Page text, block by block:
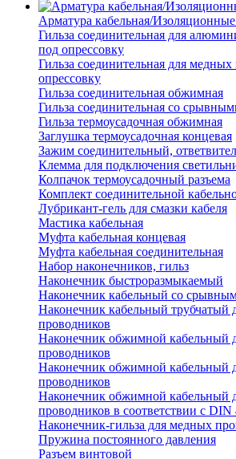
Арматура кабельная/
Гильза соединительная для
под опрессовку
Гильза соединительная для
опрессовку
Гильза соединительная обжимная
Гильза соединительная со
Гильза термоусадочная обжимная
Заглушка термоусадочная концевая
Зажим соединительный,
Клемма для подключения
Колпачок термоусадочный разъема
Комплект соединительной
Лубрикант-гель для смазки кабеля
Мастика кабельная
Муфта кабельная концевая
Муфта кабельная соединительная
Набор наконечников, гильз
Наконечник быстроразмыкаемый
Наконечник кабельный со
Наконечник кабельный трубчатый
проводников
Наконечник обжимной кабельный
проводников
Наконечник обжимной кабельный
проводников
Наконечник обжимной кабельный
проводников в соответствии с DIN
Наконечник-гильза для медных
Пружина постоянного давления
Разъем винтовой